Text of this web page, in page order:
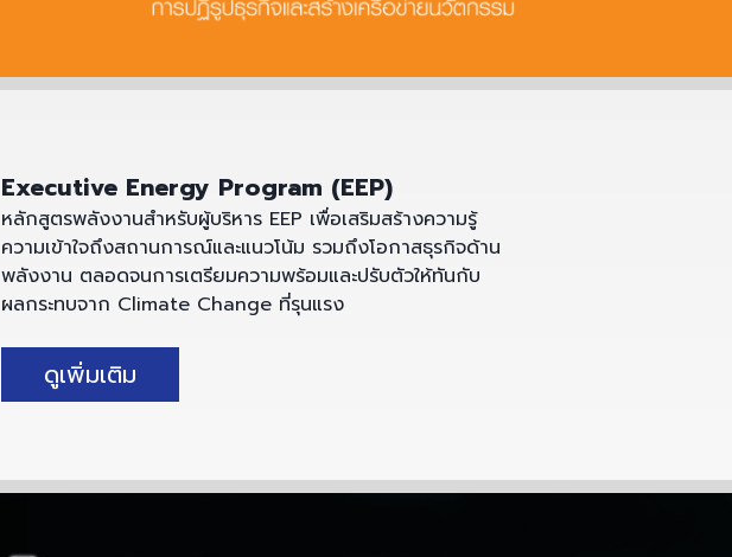
Executive Energy Program (EEP)
หลักสูตรพลังงานสำหรับผู้บริหาร EEP เพื่อเสริมสร้างความรู้
ความเข้าใจถึงสถานการณ์และแนวโน้ม รวมถึงโอกาสธุรกิจด้าน
พลังงาน ตลอดจนการเตรียมความพร้อมและปรับตัวให้ทันกับ
ผลกระทบจาก Climate Change ที่รุนแรง
ดูเพิ่มเติม